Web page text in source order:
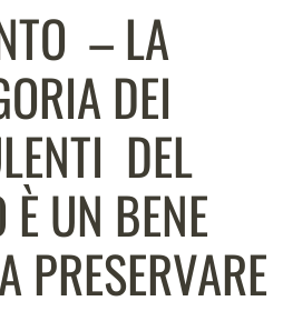
– LA
DEI
DEL
È UN BENE
PRESERVARE